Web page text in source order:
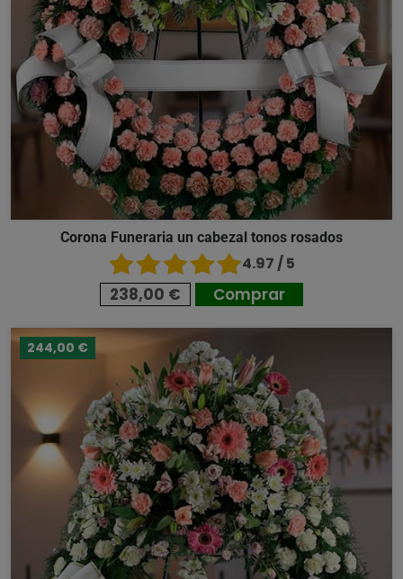
Corona Funeraria un cabezal tonos rosados
4.97 / 5
238,00 € Comprar
244,00 €